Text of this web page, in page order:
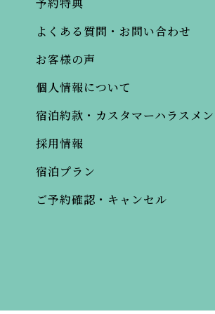
予約特典
よくある質問・お問い合わせ
お客様の声
個人情報について
宿泊約款・カスタマーハラスメ
採用情報
宿泊プラン
ご予約確認・キャンセル